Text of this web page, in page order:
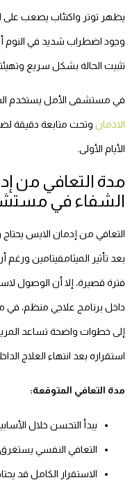
يظهر توتر واكتئاب يصعب على
وجود اضطراب شديد في
تثبيت الحالة بشكل سريع
في مستشفى الأمل يستخدم
الادمان وتحت متابعة دقيقة
الأيام الأولى.
مدة التعافي من
الشفاء في
التعافي من إدمان الايس
بعد تأثير الميثامفيتامين
فترة قصيرة، إلا أن الوصول
داخل برنامج علاجي منظم، في
إلى خطوات واضحة تساعد
استقراره بعد انتهاء العلاج
مدة التعافي المتوقعة:
يبدأ التحسن خلال
التعافي النفسي
الاستقرار الكامل قد